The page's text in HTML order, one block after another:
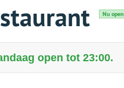
Nu open
open tot 23:00.